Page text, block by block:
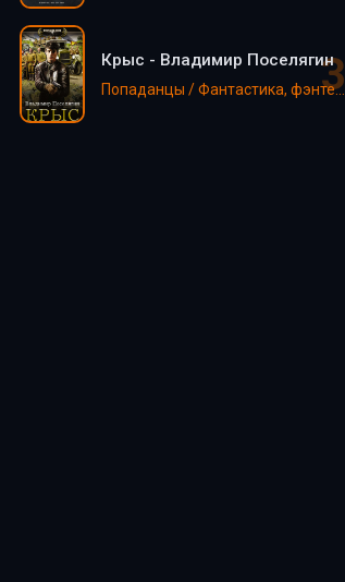
Крыс - Владимир Поселягин
Попаданцы / Фантастика, фэнтези / EVE online